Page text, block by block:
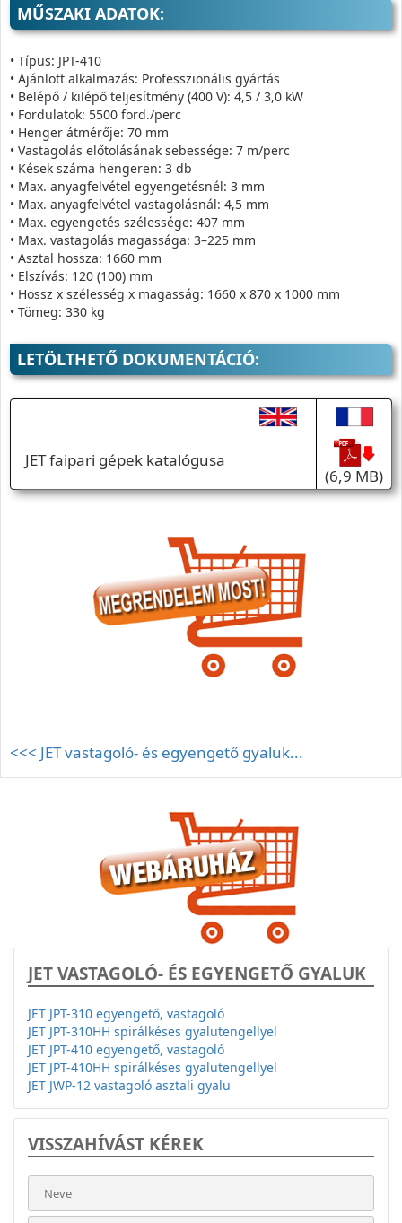
MŰSZAKI ADATOK:
• Típus: JPT-410
• Ajánlott alkalmazás: Professzionális gyártás
• Belépő / kilépő teljesítmény (400 V): 4,5 / 3,0 kW
• Fordulatok: 5500 ford./perc
• Henger átmérője: 70 mm
• Vastagolás előtolásának sebessége: 7 m/perc
• Kések száma hengeren: 3 db
• Max. anyagfelvétel egyengetésnél: 3 mm
• Max. anyagfelvétel vastagolásnál: 4,5 mm
• Max. egyengetés szélessége: 407 mm
• Max. vastagolás magassága: 3–225 mm
• Asztal hossza: 1660 mm
• Elszívás: 120 (100) mm
• Hossz x szélesség x magasság: 1660 x 870 x 1000 mm
• Tömeg: 330 kg
LETÖLTHETŐ DOKUMENTÁCIÓ:
JET faipari gépek katalógusa
(6,9 MB)
<<< JET vastagoló- és egyengető gyaluk...
JET VASTAGOLÓ- ÉS EGYENGETŐ GYALUK
JET JPT-310 egyengető, vastagoló
JET JPT-310HH spirálkéses gyalutengellyel
JET JPT-410 egyengető, vastagoló
JET JPT-410HH spirálkéses gyalutengellyel
JET JWP-12 vastagoló asztali gyalu
VISSZAHÍVÁST KÉREK